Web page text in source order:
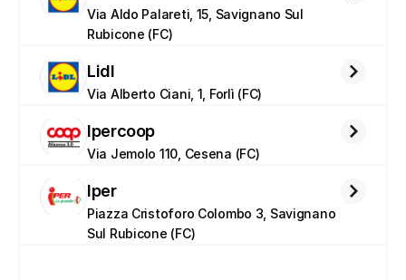
Via Aldo Palareti, 15, Savignano Sul
Rubicone (FC)
Lidl
Via Alberto Ciani, 1, Forlì (FC)
Ipercoop
Via Jemolo 110, Cesena (FC)
Iper
Piazza Cristoforo Colombo 3, Savignano
Sul Rubicone (FC)